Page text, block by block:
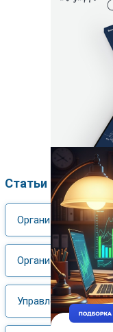
Статьи по
Организация
Организация
Управление